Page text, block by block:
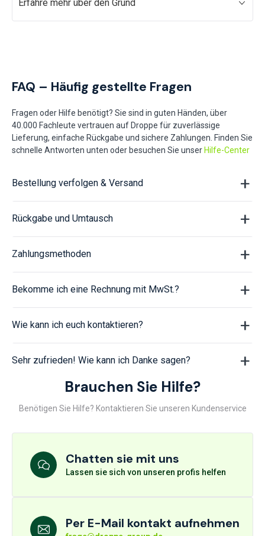
Erfahre mehr über den Grund
FAQ – Häufig gestellte Fragen
Fragen oder Hilfe benötigt? Sie sind in guten Händen, über
40.000 Fachleute vertrauen auf Droppe für zuverlässige
Lieferung, einfache Rückgabe und sichere Zahlungen. Finden Sie
schnelle Antworten unten oder besuchen Sie unser Hilfe-Center
Bestellung verfolgen & Versand
Rückgabe und Umtausch
Zahlungsmethoden
Bekomme ich eine Rechnung mit MwSt.?
Wie kann ich euch kontaktieren?
Sehr zufrieden! Wie kann ich Danke sagen?
Brauchen Sie Hilfe?
Benötigen Sie Hilfe? Kontaktieren Sie unseren Kundenservice
Chatten sie mit uns
Lassen sie sich von unseren profis helfen
Per E-Mail kontakt aufnehmen